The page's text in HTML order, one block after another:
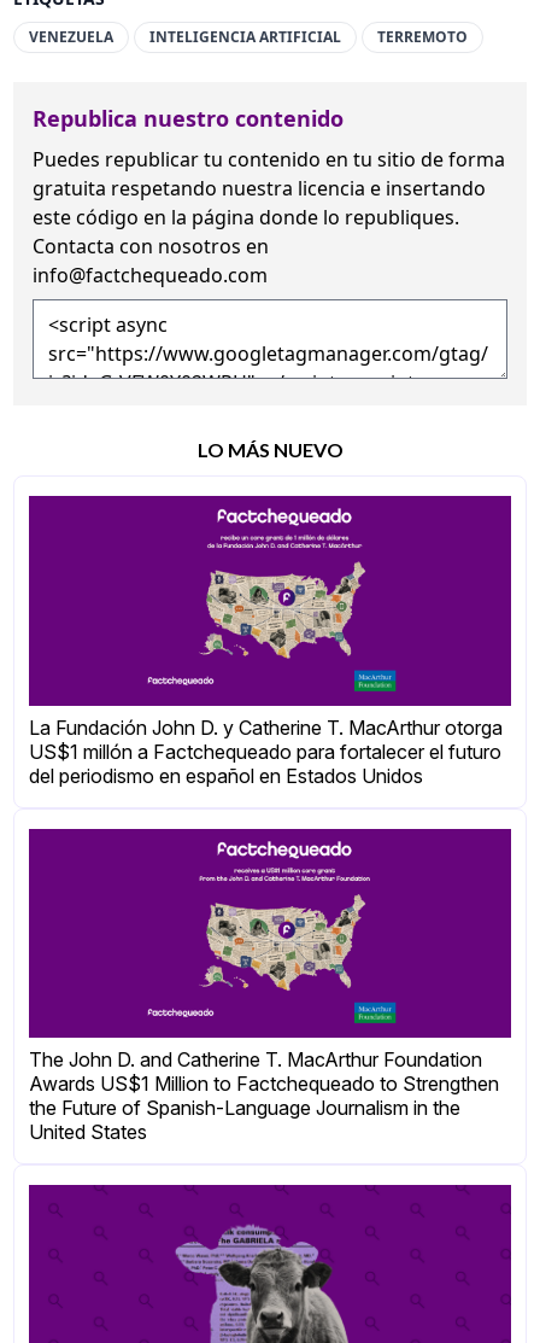
VENEZUELA INTELIGENCIA ARTIFICIAL TERREMOTO
Republica nuestro contenido
Puedes republicar tu contenido en tu sitio de forma
gratuita respetando nuestra licencia e insertando
este código en la página donde lo republiques.
Contacta con nosotros en
info@factchequeado.com
LO MÁS NUEVO
La Fundación John D. y Catherine T. MacArthur otorga
US$1 millón a Factchequeado para fortalecer el futuro
del periodismo en español en Estados Unidos
The John D. and Catherine T. MacArthur Foundation
Awards US$1 Million to Factchequeado to Strengthen
the Future of Spanish-Language Journalism in the
United States